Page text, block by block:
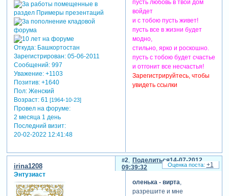
Откуда:Башкортостан
Зарегистрирован: 05-06-2011
Сообщений:997
Уважение: +1103
Позитив: +1640
Пол:Женский
Возраст:61 [1964-10-23]
Провел на форуме:
2 месяца 1 день
Последний визит:
20-02-2022 12:41:48
пусть любовь в твой дом
войдет
и с тобою пусть живет!
пусть все в жизни будет
модно,
стильно, ярко и роскошно.
пусть с тобою будет счастье
и отгонит все несчастья!
Зарегистрируйтесь, чтобы
увидеть ссылки
Поделиться
2
14-07-2012
09:39:32
irina1208
Энтузиаст
оленька - вирта
разрешите и мне
+1